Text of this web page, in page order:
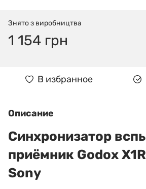
Знято з виробництва
1 154 грн
В избранное
Описание
Синхронизатор
приёмник Godox
Sony